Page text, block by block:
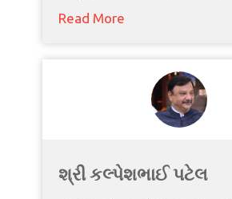
Read More
શ્રી કલ્પેશભાઈ પટેલ